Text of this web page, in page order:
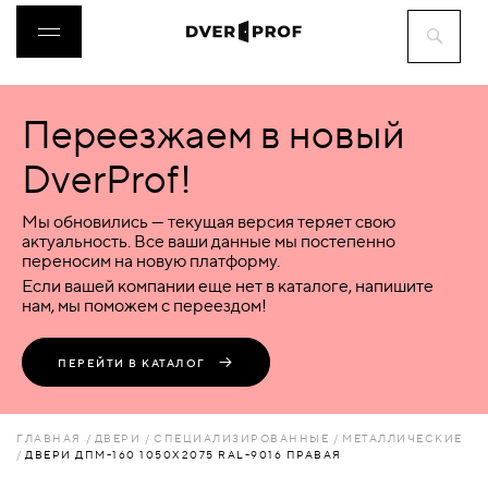
ДВЕРИ
ФУРНИТУРА
ВОРОТА
ПЕРЕГОРОДКИ
Переезжаем в новый
DverProf!
Мы обновились — текущая версия теряет свою
актуальность. Все ваши данные мы постепенно
переносим на новую платформу.
Если вашей компании еще нет в каталоге, напишите
нам, мы поможем с переездом!
ПЕРЕЙТИ В КАТАЛОГ
ГЛАВНАЯ ДВЕРИ СПЕЦИАЛИЗИРОВАННЫЕ
МЕТАЛЛИЧЕСКИЕ
ДВЕРИ ДПМ-160 1050Х2075 RAL-9016 ПРАВАЯ